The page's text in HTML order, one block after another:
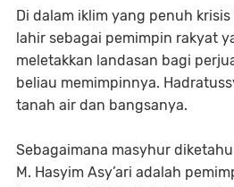
Di dalam iklim yang penuh
lahir sebagai pemimpin rakyat
meletakkan landasan bagi
beliau memimpinnya.
tanah air dan bangsanya.
Sebagaimana masyhur
M. Hasyim Asy’ari adalah